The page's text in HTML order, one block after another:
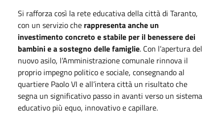
Si rafforza così la rete educativa della città di Taranto,
con un servizio che rappresenta anche un
investimento concreto e stabile per il benessere dei
bambini e a sostegno delle famiglie. Con l’apertura del
nuovo asilo, l’Amministrazione comunale rinnova il
proprio impegno politico e sociale, consegnando al
quartiere Paolo VI e all’intera città un risultato che
segna un significativo passo in avanti verso un sistema
educativo più equo, innovativo e capillare.